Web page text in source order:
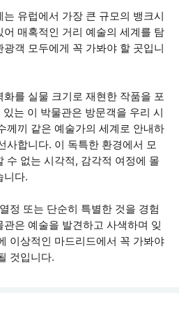
유럽에서 가장 큰 규모의 뱅크시
매혹적인 거리 예술의 세계를 탐
객 모두에게 꼭 가봐야 할 곳입니
를 실물 크기로 재현한 작품을 포
는 이 박물관은 방문객을 우리 시
께끼 같은 예술가의 세계로 안내하
사합니다. 이 독특한 환경에서 모
수 없는 시각적, 감각적 여정에 몰
니다.
정 또는 단순히 특별한 것을 경험
은 예술을 발견하고 사색하며 잊
이상적인 마드리드에서 꼭 가봐야
것입니다.